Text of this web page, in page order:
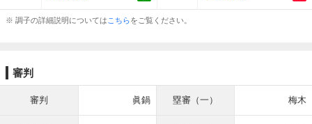
※ 調子の詳細説明については こちらをご覧ください。
審判
審判 眞鍋 塁審（一） 梅木